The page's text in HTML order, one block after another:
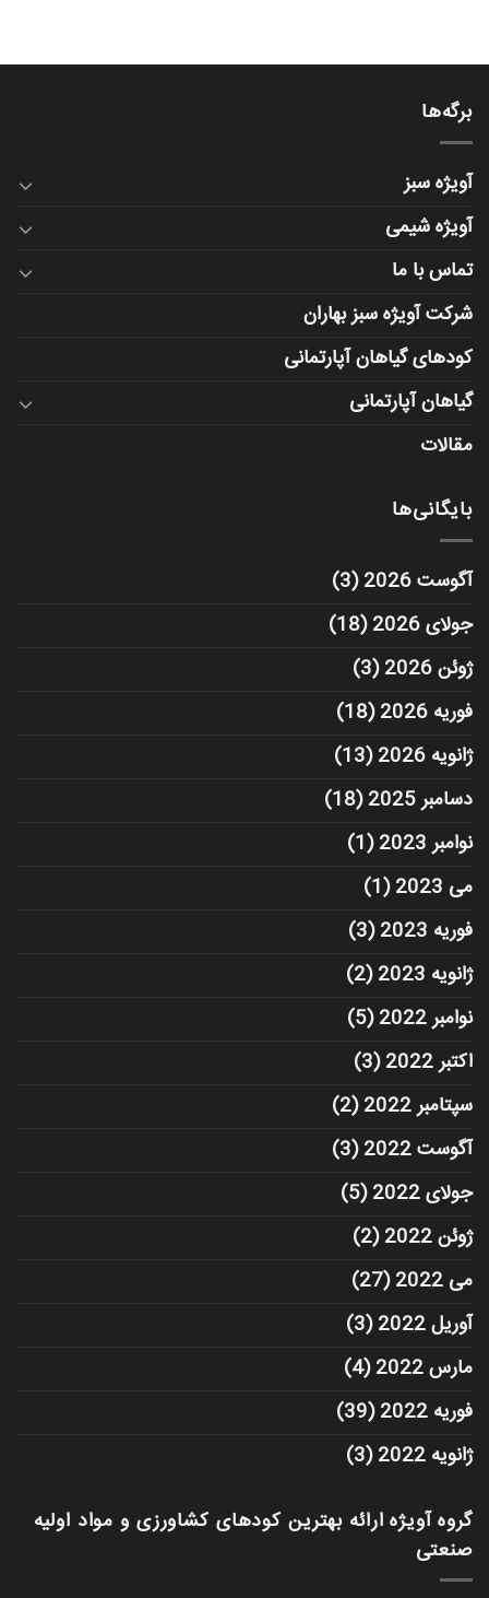
برگه‌ها
آویژه سبز
آویژه شیمی
تماس با ما
شرکت آویژه سبز بهاران
کودهای گیاهان آپارتمانی
گیاهان آپارتمانی
مقالات
بایگانی‌ها
آگوست 2026
(3)
جولای 2026
(18)
ژوئن 2026
(3)
فوریه 2026
(18)
ژانویه 2026
(13)
دسامبر 2025
(18)
نوامبر 2023
(1)
می 2023
(1)
فوریه 2023
(3)
ژانویه 2023
(2)
نوامبر 2022
(5)
اکتبر 2022
(3)
سپتامبر 2022
(2)
آگوست 2022
(3)
جولای 2022
(5)
ژوئن 2022
(2)
می 2022
(27)
آوریل 2022
(3)
مارس 2022
(4)
فوریه 2022
(39)
ژانویه 2022
(3)
گروه آویژه ارائه بهترین کودهای کشاورزی و مواد اولیه
صنعتی